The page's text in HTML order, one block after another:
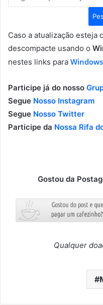
Caso a atualização esteja
descompacte usando o
nestes links para Windows
Participe já do nosso
Segue Nosso Instagram
Segue Nosso Twitter
Participe da Nossa Rifa
Gostou da
Qualquer